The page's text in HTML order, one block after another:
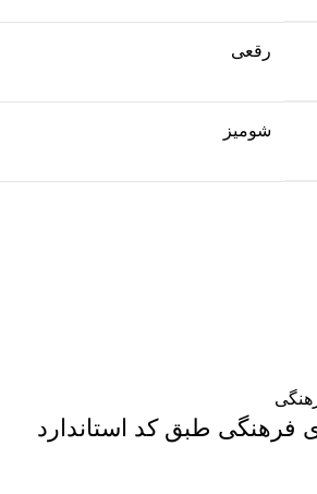
رقعی
شومیز
فرهنگی طبق کد استاندارد